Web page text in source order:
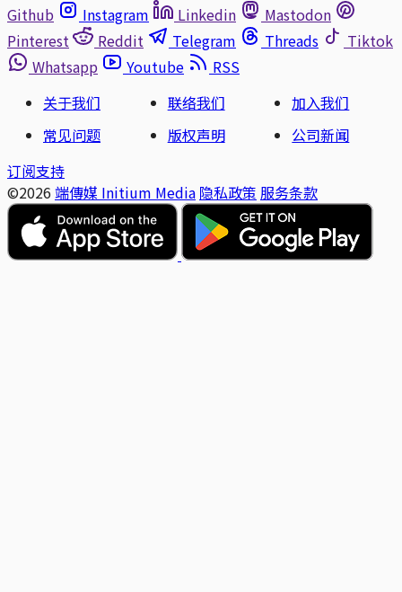
Github
Instagram Linkedin
Mastodon
Pinterest
Reddit Telegram Threads
Tiktok
Whatsapp
Youtube
RSS
关于我们
联络我们
加入我们
常见问题
版权声明
公司新闻
订阅支持
©2026 端傳媒 Initium Media 隐私政策 服务条款